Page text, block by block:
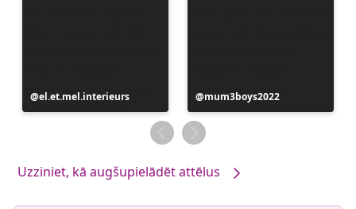
Ierakstu
publicējis
el.et.mel.interieurs
Ierakstu
publicējis
mum3boys2022
Uzziniet, kā augšupielādēt attēlus